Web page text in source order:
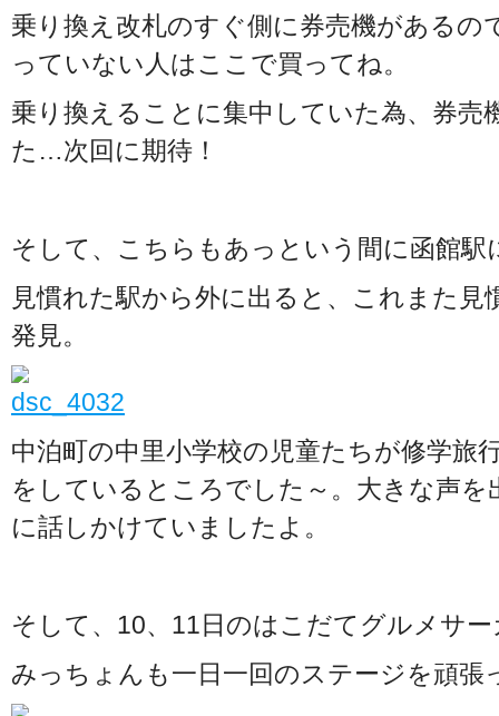
乗り換え改札のすぐ側に券売機があるの
っていない人はここで買ってね。
乗り換えることに集中していた為、券売
た…次回に期待！
そして、こちらもあっという間に函館駅
見慣れた駅から外に出ると、これまた
発見。
中泊町の中里小学校の児童たちが修学旅
をしているところでした～。大きな声を
に話しかけていましたよ。
そして、10、11日のはこだてグルメサ
みっちょんも一日一回のステージを頑張